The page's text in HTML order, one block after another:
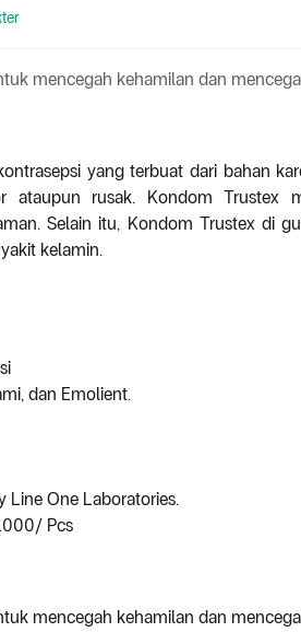
mencegah kehamilan dan
yang terbuat dari bahan
ataupun rusak. Kondom Trustex
Selain itu, Kondom Trustex di
kelamin.
dan Emolient.
Line One Laboratories.
Pcs
mencegah kehamilan dan